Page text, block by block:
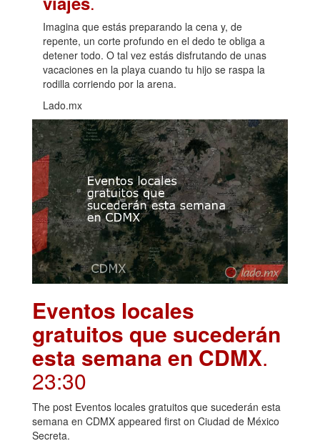
Imagina que estás preparando la cena y, de
repente, un corte profundo en el dedo te obliga a
detener todo. O tal vez estás disfrutando de unas
vacaciones en la playa cuando tu hijo se raspa la
rodilla corriendo por la arena.
Lado.mx
Eventos locales
gratuitos que sucederán
esta semana en CDMX.
23:30
The post Eventos locales gratuitos que sucederán esta
semana en CDMX appeared first on Ciudad de México
Secreta.